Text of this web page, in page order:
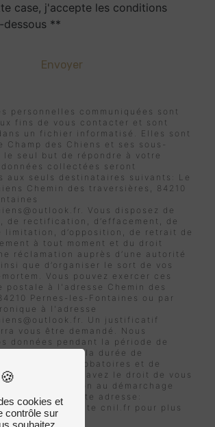
case, j'accepte les conditions
**
Envoyer
personnelles communiquées sont
fins de vous contacter et sont
un fichier informatisé. Elles sont
Champ des Chiens et ses sous-
seul but de répondre à votre
données collectées seront
aux seuls destinataires suivants: Le
Chemin des traversières, 84210
Vous disposez de
de rectification, d’effacement, de
limitation, d’opposition, de retrait de
à tout moment et du droit
réclamation auprès d’une autorité
que d’organiser le sort de vos
Vous pouvez exercer ces
postale à l'adresse Chemin des
Pernes-les-Fontaines ou par
à l'adresse
Un justificatif
vous être demandé. Nous
données pendant la période de
puis pendant la durée de
aux fins probatoires et de
Vous avez le droit de vous
liste d'opposition au démarchage
disponible à cette adresse:
. Consultez le site cnil.fr pour plus
sur vos droits.
cookies et
contrôle sur
souhaitez